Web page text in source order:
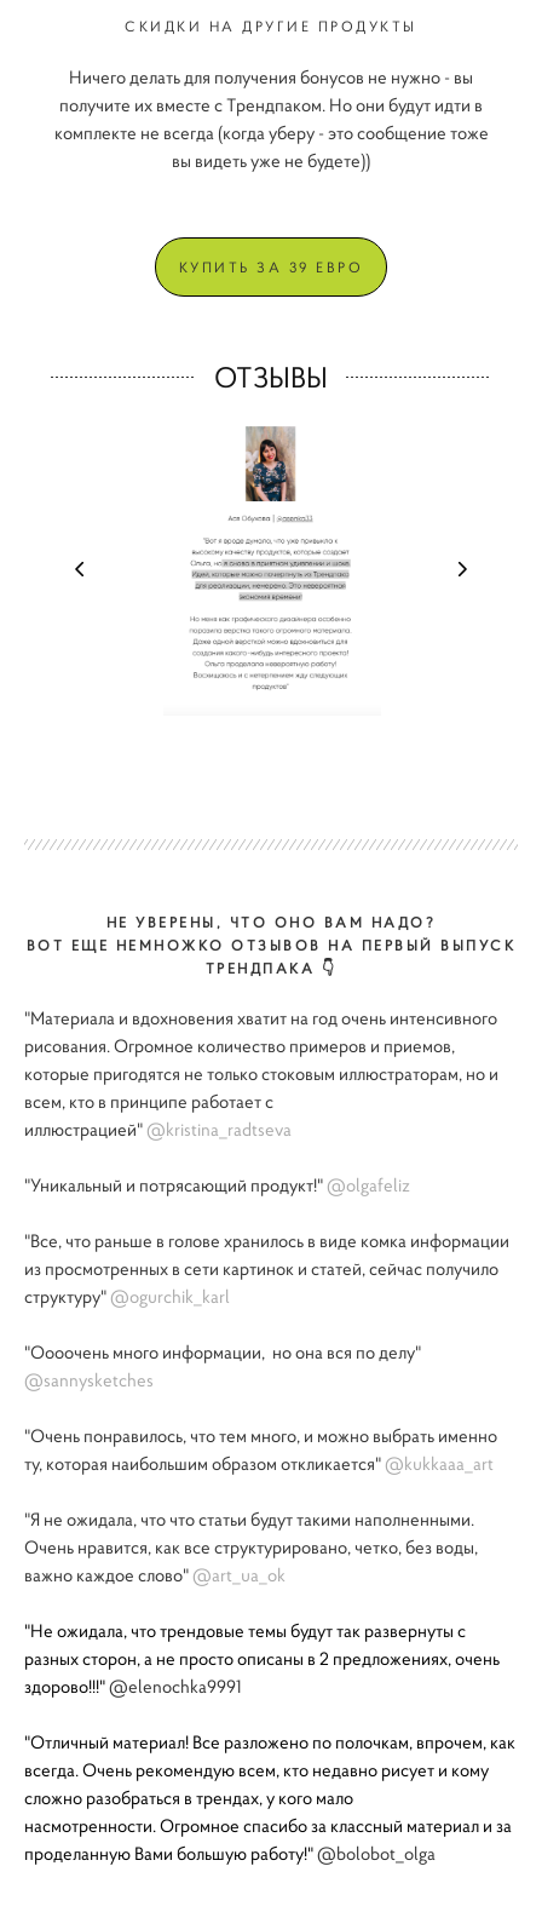
СКИДКИ НА ДРУГИЕ ПРОДУКТЫ
Ничего делать для получения бонусов не нужно - вы
получите их вместе с Трендпаком. Но они будут идти в
комплекте не всегда (когда уберу - это сообщение тоже
вы видеть уже не будете))
КУПИТЬ ЗА 39 ЕВРО
ОТЗЫВЫ
НЕ УВЕРЕНЫ, ЧТО ОНО ВАМ НАДО?
ВОТ ЕЩЕ НЕМНОЖКО ОТЗЫВОВ НА ПЕРВЫЙ ВЫПУСК
ТРЕНДПАКА 👇
"Материала и вдохновения хватит на год очень интенсивного
рисования. Огромное количество примеров и приемов,
которые пригодятся не только стоковым иллюстраторам, но и
всем, кто в принципе работает с
иллюстрацией" @kristina_radtseva
"Уникальный и потрясающий продукт!" @olgafeliz
"Все, что раньше в голове хранилось в виде комка информации
из просмотренных в сети картинок и статей, сейчас получило
структуру" @ogurchik_karl
"Оооочень много информации, но она вся по делу"
@sannysketches
"Очень понравилось, что тем много, и можно выбрать именно
ту, которая наибольшим образом откликается" @kukkaaa_art
"Я не ожидала, что что статьи будут такими наполненными.
Очень нравится, как все структурировано, четко, без воды,
важно каждое слово" @art_ua_ok
"Не ожидала, что трендовые темы будут так развернуты с
разных сторон, а не просто описаны в 2 предложениях, очень
здорово!!!"@elenochka9991
"Отличный материал! Все разложено по полочкам, впрочем, как
всегда. Очень рекомендую всем, кто недавно рисует и кому
сложно разобраться в трендах, у кого мало
насмотренности. Огромное спасибо за классный материал и за
проделанную Вами большую работу!"@bolobot_olga